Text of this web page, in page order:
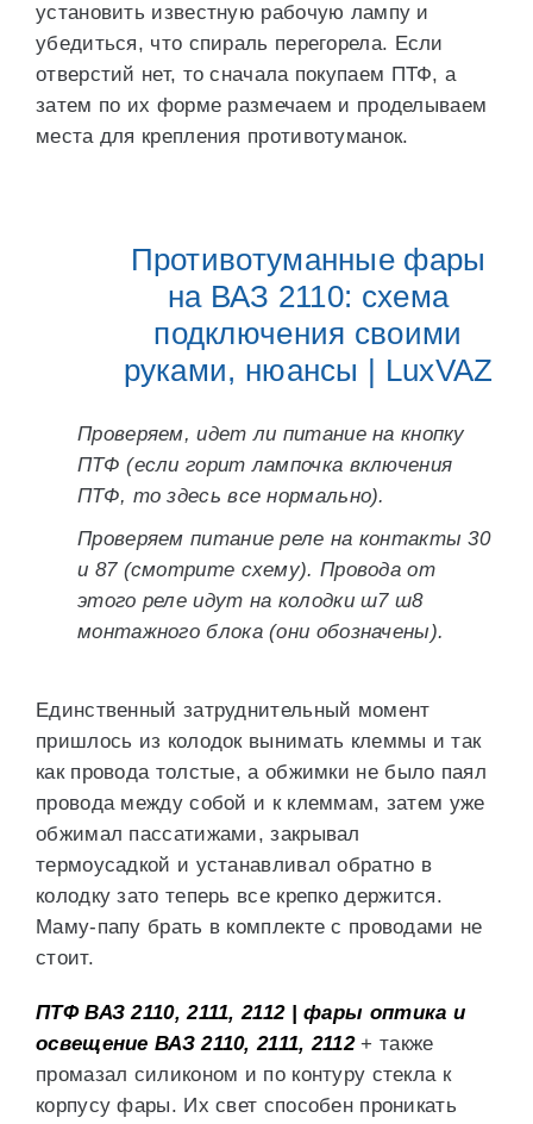
установить известную рабочую лампу и
убедиться, что спираль перегорела. Если
отверстий нет, то сначала покупаем ПТФ, а
затем по их форме размечаем и проделываем
места для крепления противотуманок.
Противотуманные фары
на ВАЗ 2110: схема
подключения своими
руками, нюансы | LuxVAZ
Проверяем, идет ли питание на кнопку
ПТФ (если горит лампочка включения
ПТФ, то здесь все нормально).
Проверяем питание реле на контакты 30
и 87 (смотрите схему). Провода от
этого реле идут на колодки ш7 ш8
монтажного блока (они обозначены).
Единственный затруднительный момент
пришлось из колодок вынимать клеммы и так
как провода толстые, а обжимки не было паял
провода между собой и к клеммам, затем уже
обжимал пассатижами, закрывал
термоусадкой и устанавливал обратно в
колодку зато теперь все крепко держится.
Маму-папу брать в комплекте с проводами не
стоит.
ПТФ ВАЗ 2110, 2111, 2112 | фары оптика и
освещение ВАЗ 2110, 2111, 2112+ также
промазал силиконом и по контуру стекла к
корпусу фары. Их свет способен проникать